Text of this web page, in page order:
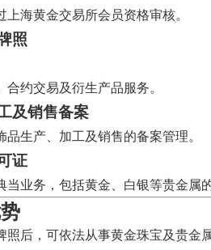
上海黄金交易所会员资格审核。
照
约交易及衍生产品服务。
及销售备案
品生产、加工及销售的备案管理。
证
当业务，包括黄金、白银等贵金属
照后，可依法从事黄金珠宝及贵金